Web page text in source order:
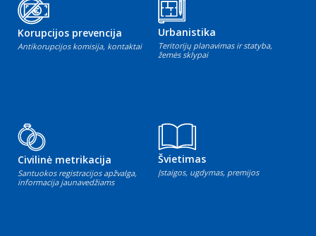
Korupcijos prevencija
Antikorupcijos komisija, kontaktai
Urbanistika
Teritorijų planavimas ir statyba,
žemės sklypai
Civilinė metrikacija
Santuokos registracijos apžvalga,
informacija jaunavedžiams
Švietimas
Įstaigos, ugdymas, premijos